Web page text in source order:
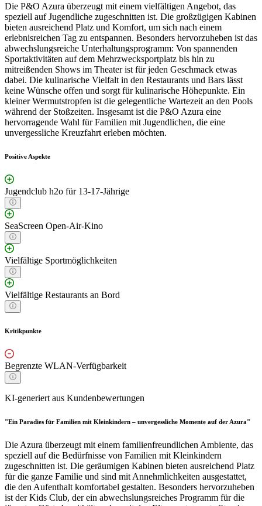
Die P&O Azura überzeugt mit einem vielfältigen Angebot, das
speziell auf Jugendliche zugeschnitten ist. Die großzügigen Kabinen
bieten ausreichend Platz und Komfort, um sich nach einem
erlebnisreichen Tag zu entspannen. Besonders hervorzuheben ist das
abwechslungsreiche Unterhaltungsprogramm: Von spannenden
Sportaktivitäten auf dem Mehrzwecksportplatz bis hin zu
mitreißenden Shows im Theater ist für jeden Geschmack etwas
dabei. Die kulinarische Vielfalt in den Restaurants und Bars lässt
keine Wünsche offen und sorgt für kulinarische Höhepunkte. Ein
kleiner Wermutstropfen ist die gelegentliche Wartezeit an den Pools
während der Stoßzeiten. Insgesamt ist die P&O Azura eine
hervorragende Wahl für Familien mit Jugendlichen, die eine
unvergessliche Kreuzfahrt erleben möchten.
Positive Aspekte
Jugendclub h2o für 13-17-Jährige
SeaScreen Open-Air-Kino
Vielfältige Sportmöglichkeiten
Vielfältige Restaurants an Bord
Kritikpunkte
Begrenzte WLAN-Verfügbarkeit
KI-generiert aus Kundenbewertungen
"Ein Paradies für Familien mit Kleinkindern – unvergessliche Momente auf der Azura"
Die Azura überzeugt mit einem familienfreundlichen Ambiente, das
speziell auf die Bedürfnisse von Familien mit Kleinkindern
zugeschnitten ist. Die geräumigen Kabinen bieten ausreichend Platz
für die ganze Familie und sind mit Annehmlichkeiten ausgestattet,
die den Aufenthalt komfortabel gestalten. Besonders hervorzuheben
ist der Kids Club, der ein abwechslungsreiches Programm für die